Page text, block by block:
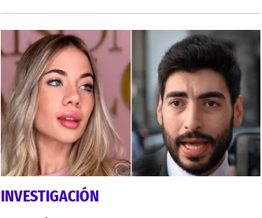
INVESTIGACIÓN